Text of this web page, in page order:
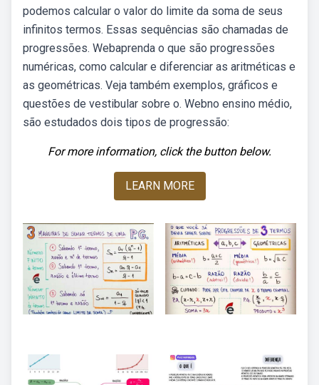
podemos calcular o valor do limite da soma de seus
infinitos termos. Essas sequências são chamadas de
progressões. Webaprenda o que são progressões
numéricas, como calcular e diferenciar as aritméticas e
as geométricas. Veja também exemplos, gráficos e
questões de vestibular sobre o. Webno ensino médio,
são estudados dois tipos de progressão:
For more information, click the button below.
LEARN MORE